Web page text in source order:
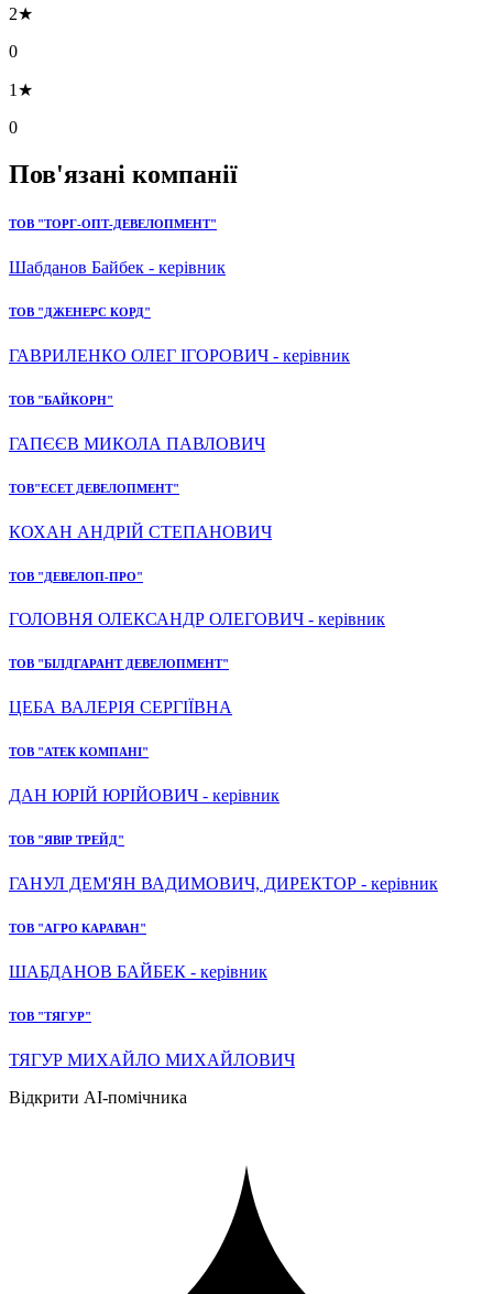
2★
0
1★
0
Пов'язані компанії
ТОВ "ТОРГ-ОПТ-ДЕВЕЛОПМЕНТ"
Шабданов Байбек - керівник
ТОВ "ДЖЕНЕРС КОРД"
ГАВРИЛЕНКО ОЛЕГ ІГОРОВИЧ - керівник
ТОВ "БАЙКОРН"
ГАПЄЄВ МИКОЛА ПАВЛОВИЧ
ТОВ"ЕСЕТ ДЕВЕЛОПМЕНТ"
КОХАН АНДРІЙ СТЕПАНОВИЧ
ТОВ "ДЕВЕЛОП-ПРО"
ГОЛОВНЯ ОЛЕКСАНДР ОЛЕГОВИЧ - керівник
ТОВ "БІЛДГАРАНТ ДЕВЕЛОПМЕНТ"
ЦЕБА ВАЛЕРІЯ СЕРГІЇВНА
ТОВ "АТЕК КОМПАНІ"
ДАН ЮРІЙ ЮРІЙОВИЧ - керівник
ТОВ "ЯВІР ТРЕЙД"
ГАНУЛ ДЕМ'ЯН ВАДИМОВИЧ, ДИРЕКТОР - керівник
ТОВ "АГРО КАРАВАН"
ШАБДАНОВ БАЙБЕК - керівник
ТОВ "ТЯГУР"
ТЯГУР МИХАЙЛО МИХАЙЛОВИЧ
Відкрити AI-помічника